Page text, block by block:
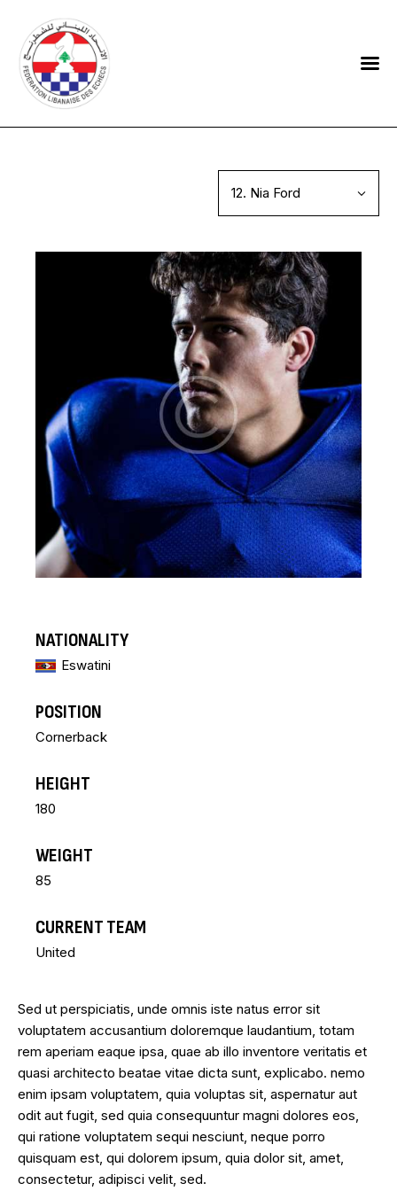
HOME
FEDERATION
NATIONALITY
Eswatini
POSITION
Cornerback
HEIGHT
180
WEIGHT
85
CURRENT TEAM
United
Sed ut perspiciatis, unde omnis iste natus error sit
voluptatem accusantium doloremque laudantium, totam
rem aperiam eaque ipsa, quae ab illo inventore veritatis et
quasi architecto beatae vitae dicta sunt, explicabo. nemo
enim ipsam voluptatem, quia voluptas sit, aspernatur aut
odit aut fugit, sed quia consequuntur magni dolores eos,
qui ratione voluptatem sequi nesciunt, neque porro
quisquam est, qui dolorem ipsum, quia dolor sit, amet,
consectetur, adipisci velit, sed.